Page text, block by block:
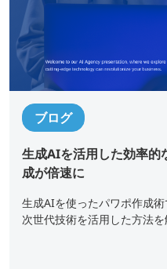
ブログ
生成AIを活用した効率的
成が倍速に
生成AIを使ったパワポ作成術
次世代技術を活用した方法を